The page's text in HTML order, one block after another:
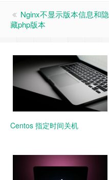
Nginx不显示版本信息和隐
藏php版本
Centos 指定时间关机